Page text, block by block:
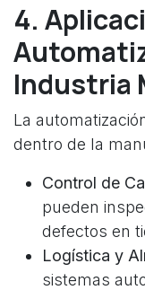
4.
Industria
La
dentro de la
Control de
pueden
defectos en
Logística y
sistemas